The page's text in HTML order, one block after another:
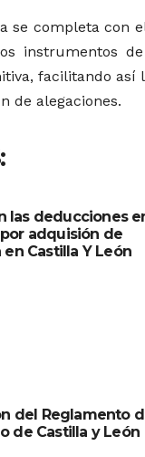
completa con
instrumentos
facilitando así
de alegaciones.
las deducciones
por adquisión de
Castilla Y León
del Reglamento
de Castilla y León